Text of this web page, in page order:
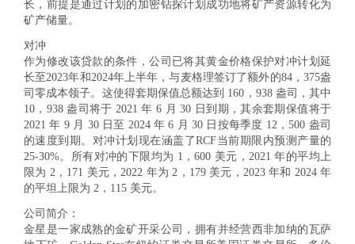
长，前提是通过计划的加密钻探计划成功地将矿产资源转化为
矿产储量。
对冲
作为修改该贷款的条件，公司已将其黄金价格保护对冲计划延
长至2023年和2024年上半年，与麦格理签订了额外的84，375盎
司零成本领子。这使得套期保值总额达到 160，938 盎司，其中
10，938 盎司将于 2021 年 6 月 30 日到期，其余套期保值将于
2021 年 9 月 30 日至 2024 年 6 月 30 日按每季度 12，500 盎司
的速度到期。对冲计划现在涵盖了RCF当前期限内预测产量的
25-30%。所有对冲的下限均为 1，600 美元，2021 年的平均上
限为 2，171 美元，2022 年为 2，179 美元，2023 年和 2024 年
的平坦上限为 2，115 美元。
公司 简介：
金星是一家成熟的金矿开采公司，拥有并经营西非加纳的瓦萨